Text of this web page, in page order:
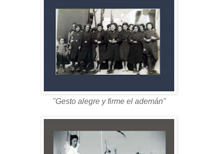
"Gesto alegre y firme el ademán"